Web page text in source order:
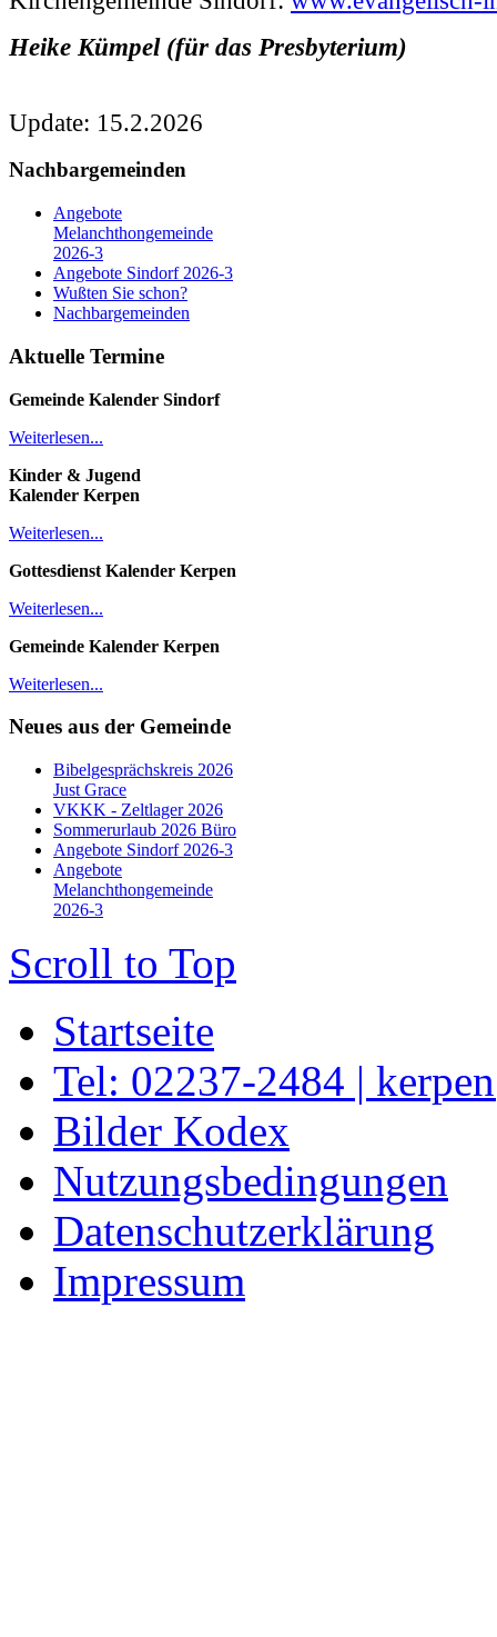
Heike Kümpel (für das Presbyterium)
Update: 15.2.2026
Nachbargemeinden
Angebote
Melanchthongemeinde
2026-3
Angebote Sindorf 2026-3
Wußten Sie schon?
Nachbargemeinden
Aktuelle Termine
Gemeinde Kalender Sindorf
Weiterlesen...
Kinder & Jugend
Kalender Kerpen
Weiterlesen...
Gottesdienst Kalender Kerpen
Weiterlesen...
Gemeinde Kalender Kerpen
Weiterlesen...
Neues aus der Gemeinde
Bibelgesprächskreis 2026
Just Grace
VKKK - Zeltlager 2026
Sommerurlaub 2026 Büro
Angebote Sindorf 2026-3
Angebote
Melanchthongemeinde
2026-3
Scroll to Top
Startseite
Tel: 02237-2484 |
Bilder Kodex
Nutzungsbedingungen
Datenschutzerklärung
Impressum